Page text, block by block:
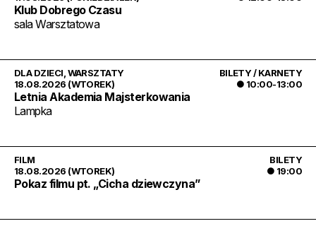
Klub Dobrego Czasu
sala Warsztatowa
18.08.2026 (WTOREK) ● 10:00-13:00
DLA DZIECI WARSZTATY BILETY / KARNETY
Letnia Akademia Majsterkowania
Lampka
18.08.2026 (WTOREK) ● 19:00
FILM BILETY
Pokaz filmu pt. „Cicha dziewczyna”